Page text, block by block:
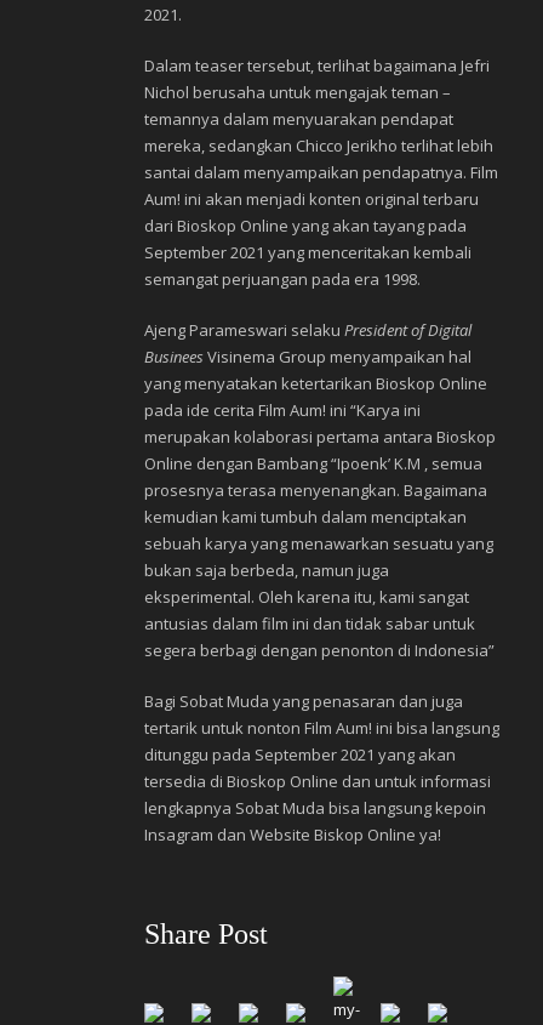
2021.
Dalam teaser tersebut, terlihat bagaimana Jefri
Nichol berusaha untuk mengajak teman –
temannya dalam menyuarakan pendapat
mereka, sedangkan Chicco Jerikho terlihat lebih
santai dalam menyampaikan pendapatnya. Film
Aum! ini akan menjadi konten original terbaru
dari Bioskop Online yang akan tayang pada
September 2021 yang menceritakan kembali
semangat perjuangan pada era 1998.
Ajeng Parameswari selaku President of Digital
Businees Visinema Group menyampaikan hal
yang menyatakan ketertarikan Bioskop Online
pada ide cerita Film Aum! ini “Karya ini
merupakan kolaborasi pertama antara Bioskop
Online dengan Bambang “Ipoenk’ K.M , semua
prosesnya terasa menyenangkan. Bagaimana
kemudian kami tumbuh dalam menciptakan
sebuah karya yang menawarkan sesuatu yang
bukan saja berbeda, namun juga
eksperimental. Oleh karena itu, kami sangat
antusias dalam film ini dan tidak sabar untuk
segera berbagi dengan penonton di Indonesia”
Bagi Sobat Muda yang penasaran dan juga
tertarik untuk nonton Film Aum! ini bisa langsung
ditunggu pada September 2021 yang akan
tersedia di Bioskop Online dan untuk informasi
lengkapnya Sobat Muda bisa langsung kepoin
Insagram dan Website Biskop Online ya!
Share Post